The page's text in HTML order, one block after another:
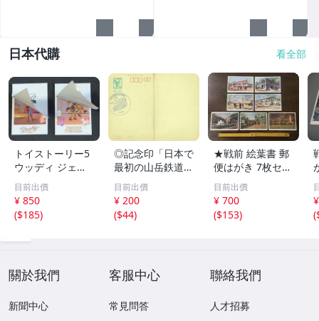
日本代購 看全部
トイストーリー5
ウッディ ジェシ
ー ２枚セット キ
ャラクターカード
入場特典 特典
目前出價
¥ 850
($185)
◎記念印「日本で
最初の山岳鉄道
別子1号 新居
浜
目前出價
¥ 200
($44)
★戦前 絵葉書 郵
便はがき 7枚セッ
ト 平和記念東京
博覧會 博覧会 建
物 人々 他 絵ハガ
キ スタンプ ビン
目前出價
¥ 700
($153)
(
關於我們
新聞中心
客服中心
常見問答
聯絡我們
人才招募